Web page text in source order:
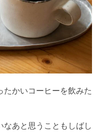
たかいコーヒーを飲みた
あと思うこともしばし